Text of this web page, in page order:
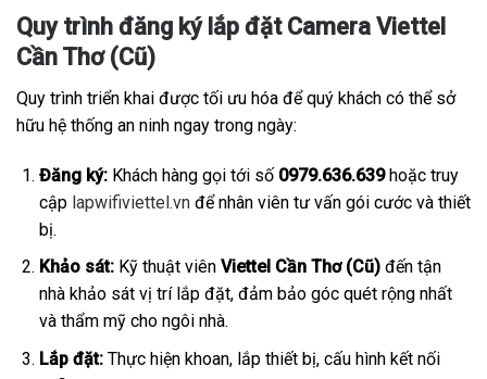
Quy trình đăng ký lắp đặt Camera Viettel
Cần Thơ (Cũ)
Quy trình triển khai được tối ưu hóa để quý khách có thể sở
hữu hệ thống an ninh ngay trong ngày:
Đăng ký:Khách hàng gọi tới số 0979.636.639hoặc truy
cập lapwifiviettel.vnđể nhân viên tư vấn gói cước và thiết
bị.
Khảo sát:Kỹ thuật viên Viettel Cần Thơ (Cũ)đến tận
nhà khảo sát vị trí lắp đặt, đảm bảo góc quét rộng nhất
và thẩm mỹ cho ngôi nhà.
Lắp đặt:Thực hiện khoan, lắp thiết bị, cấu hình kết nối